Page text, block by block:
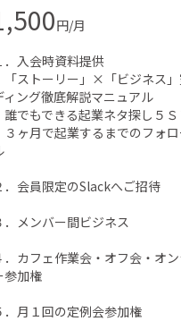
円/月
．入会時資料提供
「ストーリー」×「ビジネス
ィング徹底解説マニュアル
誰でもできる起業ネタ探し５Ｓ
３ヶ月で起業するまでのフォ
．会員限定のSlackへご招待
．メンバー間ビジネス
．カフェ作業会・オフ会・オ
参加権
．月１回の定例会参加権